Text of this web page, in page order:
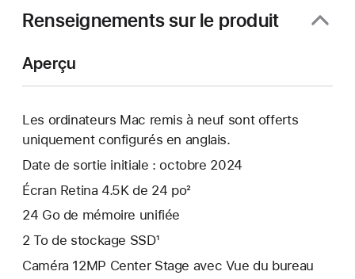
Renseignements sur le produit
Aperçu
Les ordinateurs Mac remis à neuf sont offerts
uniquement configurés en anglais.
Date de sortie initiale : octobre 2024
Écran Retina 4.5K de 24 po²
24 Go de mémoire unifiée
2 To de stockage SSD¹
Caméra 12MP Center Stage avec Vue du bureau